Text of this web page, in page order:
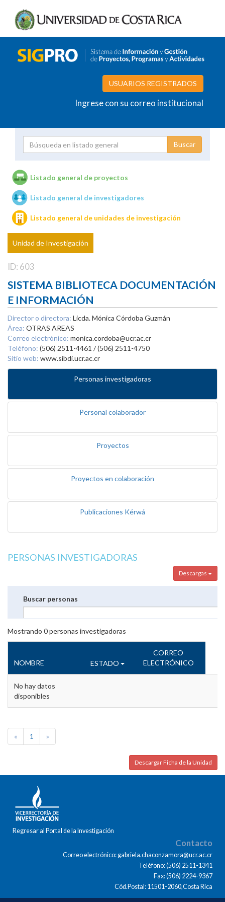
USUARIOS REGISTRADOS
Ingrese con su correo institucional
Unidades de investigación
Listado general de proyectos
Listado general de investigadores
Listado general de unidades de investigación
Unidad de Investigación
ID: 603
SISTEMA BIBLIOTECA DOCUMENTACIÓN
E INFORMACIÓN
Director o directora: Licda. Mónica Córdoba Guzmán
Área: OTRAS AREAS
Correo electrónico: monica.cordoba@ucr.ac.cr
Teléfono: (506) 2511-4461 / (506) 2511-4750
Sitio web: www.sibdi.ucr.ac.cr
Personas investigadoras
Personal colaborador
Proyectos
Proyectos en colaboración
Publicaciones Kérwá
PERSONAS INVESTIGADORAS
Descargas
Buscar personas
Mostrando 0personas investigadoras
NOMBRE ESTADO
CORREO
ELECTRÓNICO
No hay datos
disponibles
« 1 »
Descargar Ficha de la Unidad
Regresar al Portal de la Investigación
Contacto
Correo electrónico: gabriela.chaconzamora@ucr.ac.cr
Teléfono: (506) 2511-1341
Fax: (506) 2224-9367
Cód.Postal: 11501-2060,Costa Rica